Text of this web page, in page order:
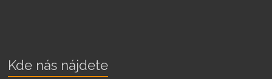
Kde nás nájdete